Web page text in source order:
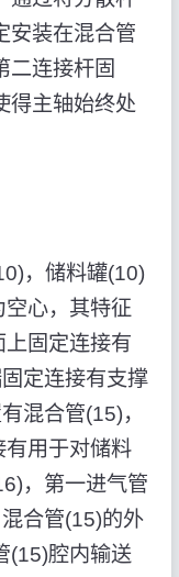
安装在混合管
二连接杆固
得主轴始终处
，储料罐(10)
心，其特征
固定连接有
定连接有支撑
混合管(15)，
用于对储料
，第一进气管
合管(15)的外
(15)腔内输送